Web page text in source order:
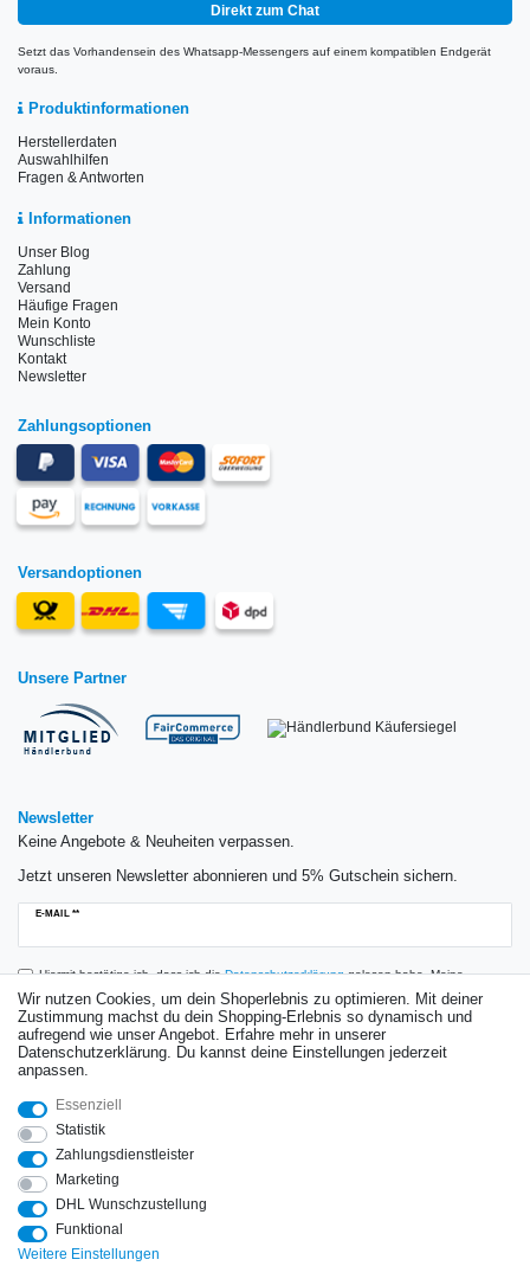
Direkt zum Chat
Setzt das Vorhandensein des Whatsapp-Messengers auf einem kompatiblen Endgerät
voraus.
Produktinformationen
Herstellerdaten
Auswahlhilfen
Fragen & Antworten
Informationen
Unser Blog
Zahlung
Versand
Häufige Fragen
Mein Konto
Wunschliste
Kontakt
Newsletter
Zahlungsoptionen
Versandoptionen
Unsere Partner
Newsletter
Keine Angebote & Neuheiten verpassen.
Jetzt unseren Newsletter abonnieren und 5% Gutschein sichern.
E-MAIL **
Newsletter
Hiermit bestätige ich, dass ich dieDaten­schutz­erklärunggelesen habe. Meine
Einwilligung kann ich jederzeit widerrufen.**
Abonnieren
Bewertungen
Impressum Daten­schutz­erklärung
Wir nutzen Cookies, um dein Shoperlebnis zu optimieren. Mit deiner
Zustimmung machst du dein Shopping-Erlebnis so dynamisch und
aufregend wie unser Angebot. Erfahre mehr in unserer
Datenschutzerklärung. Du kannst deine Einstellungen jederzeit
anpassen.
Essenziell
Statistik
Zahlungsdienstleister
Marketing
DHL Wunschzustellung
Funktional
Weitere Einstellungen